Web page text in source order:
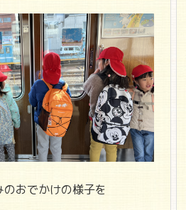
のおでかけの様子を